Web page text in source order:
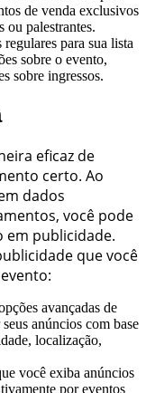
de venda exclusivos
ou palestrantes.
para sua lista
sobre o evento,
sobre ingressos.
eficaz de
certo. Ao
dados
você pode
publicidade.
que você
avançadas de
anúncios com base
localização,
você exiba anúncios
por eventos